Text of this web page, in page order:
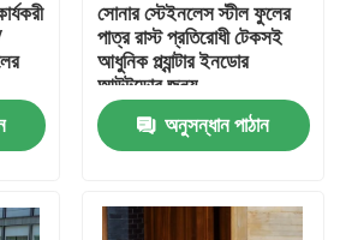
সোনার স্টেইনলেস স্টীল ফুলের
পাত্র রাস্ট প্রতিরোধী টেকসই
আধুনিক প্ল্যান্টার ইনডোর
আউটডোর জন্য
অনুসন্ধান পাঠান